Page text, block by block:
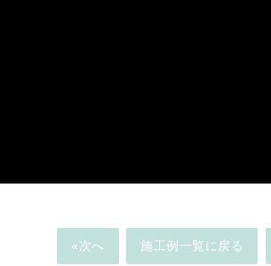
«次へ 施工例一覧に戻る